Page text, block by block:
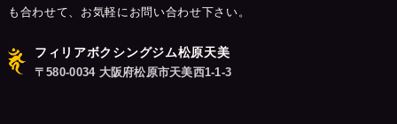
も合わせて、お気軽にお問い合わせ下さい。
フィリアボクシングジム松原天美
〒580-0034 大阪府松原市天美西1-1-3